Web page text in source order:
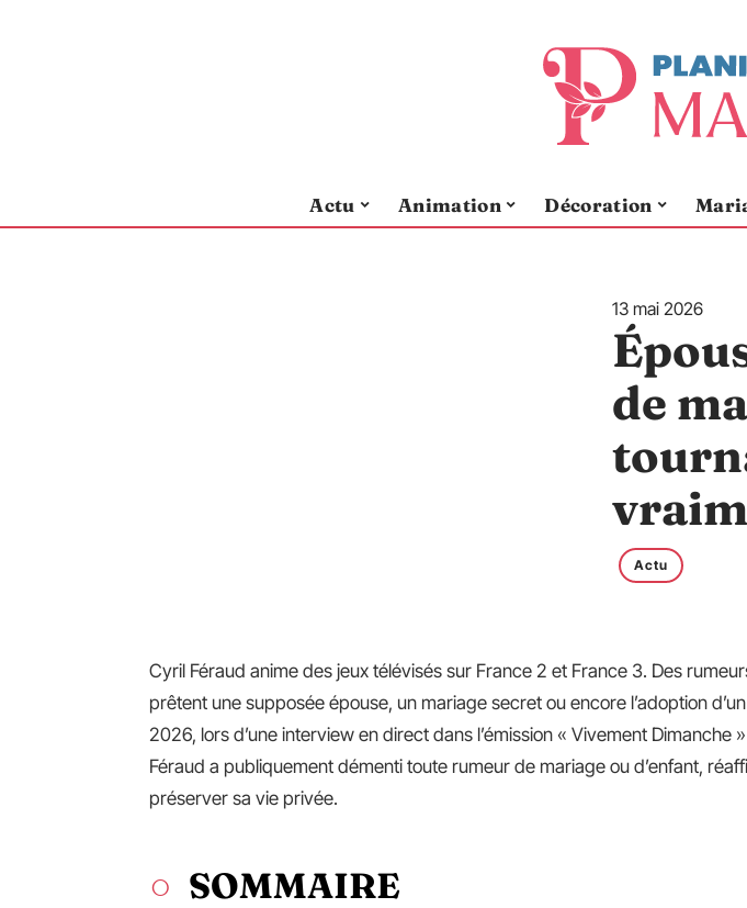
Actu Animation Décoration
13 mai 2026
de
Actu
Cyril Féraud anime des jeux télévisés sur France 2 et France 3. Des
prêtent une supposée épouse, un mariage secret ou encore l’adoption
2026, lors d’une interview en direct dans l’émission « Vivement Dimanche
Féraud a publiquement démenti toute rumeur de mariage ou d’enfant,
préserver sa vie privée.
SOMMAIRE